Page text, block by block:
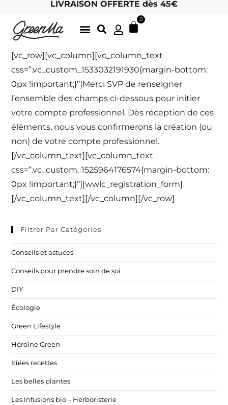
LIVRAISON OFFERTE dès 45€
0
[vc_row][vc_column][vc_column_text
css=”.vc_custom_1533032191930{margin-bottom:
0px !important;}”]Merci SVP de renseigner
l’ensemble des champs ci-dessous pour initier
votre compte professionnel. Dès réception de ces
éléments, nous vous confirmerons la création (ou
non) de votre compte professionnel.
[/vc_column_text][vc_column_text
css=”.vc_custom_1525964176574{margin-bottom:
0px !important;}”][wwlc_registration_form]
[/vc_column_text][/vc_column][/vc_row]
Filtrer Par Catégories
Conseils et astuces
Conseils pour prendre soin de soi
DIY
Écologie
Green Lifestyle
Héroïne Green
Idées recettes
Les belles plantes
Les infusions bio – Herboristerie